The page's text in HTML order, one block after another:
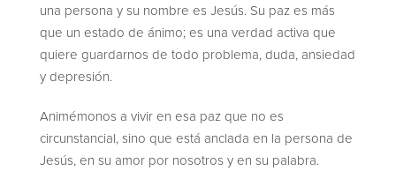
una persona y su nombre es Jesús. Su paz es más
que un estado de ánimo; es una verdad activa que
quiere guardarnos de todo problema, duda, ansiedad
y depresión.
Animémonos a vivir en esa paz que no es
circunstancial, sino que está anclada en la persona de
Jesús, en su amor por nosotros y en su palabra.